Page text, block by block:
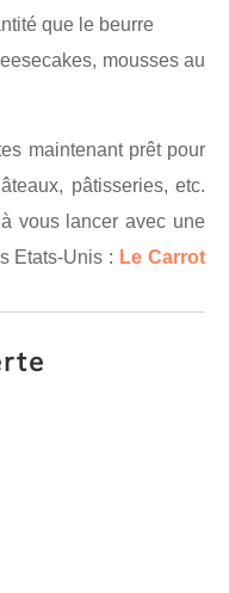
que le beurre
mousses au
maintenant prêt pour
pâtisseries, etc.
vous lancer avec une
Etats-Unis : Le Carrot